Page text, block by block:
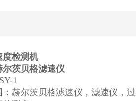
度检测机
尔茨贝格滤速仪
1
：赫尔茨贝格滤速仪，滤速仪，